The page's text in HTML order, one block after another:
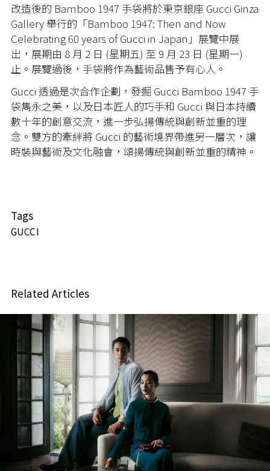
改造後的 Bamboo 1947 手袋將於東京銀座 Gucci Ginza
Gallery 舉行的「Bamboo 1947: Then and Now
Celebrating 60 years of Gucci in Japan」展覽中展
出，展期由 8 月 2 日 (星期五) 至 9 月 23 日 (星期一)
止。展覽過後，手袋將作為藝術品售予有心人。
Gucci 透過是次合作企劃，發掘 Gucci Bamboo 1947 手
袋雋永之美，以及日本匠人的巧手和 Gucci 與日本持續
數十年的創意交流，進一步弘揚傳統與創新並重的理
念。雙方的牽絆將 Gucci 的藝術境界帶進另一層次，讓
時裝與藝術及文化融會，頌揚傳統與創新並重的精神。
Tags
GUCCI
Related Articles